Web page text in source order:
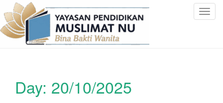
T
Day: 20/10/2025